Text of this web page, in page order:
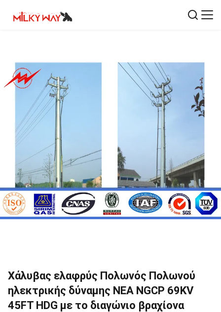
Χάλυβας ελαφρύς Πολωνός Πολωνού
ηλεκτρικής δύναμης NEA NGCP 69KV
45FT HDG με το διαγώνιο βραχίονα